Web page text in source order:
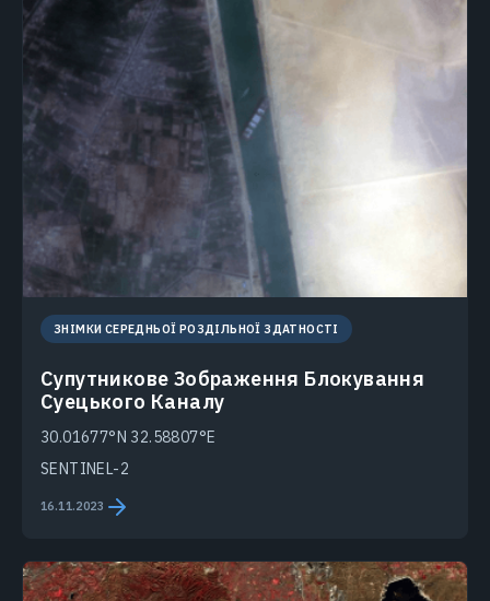
ЗНІМКИ СЕРЕДНЬОЇ РОЗДІЛЬНОЇ ЗДАТНОСТІ
Супутникове Зображення Блокування
Суецького Каналу
30.01677°N 32.58807°E
SENTINEL-2
16.11.2023